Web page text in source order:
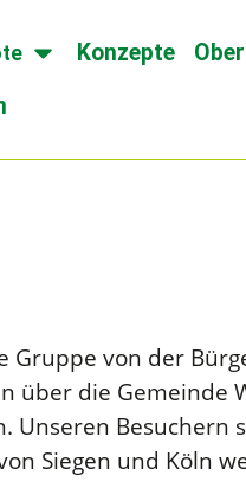
Konzepte
von der
über die
Unseren Besuchern
Siegen und Köln